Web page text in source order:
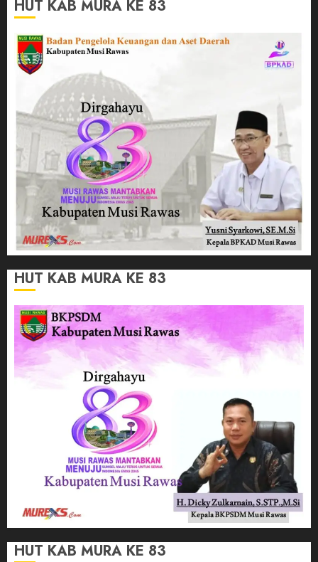
HUT KAB MURA KE 83
HUT KAB MURA KE 83
HUT KAB MURA KE 83